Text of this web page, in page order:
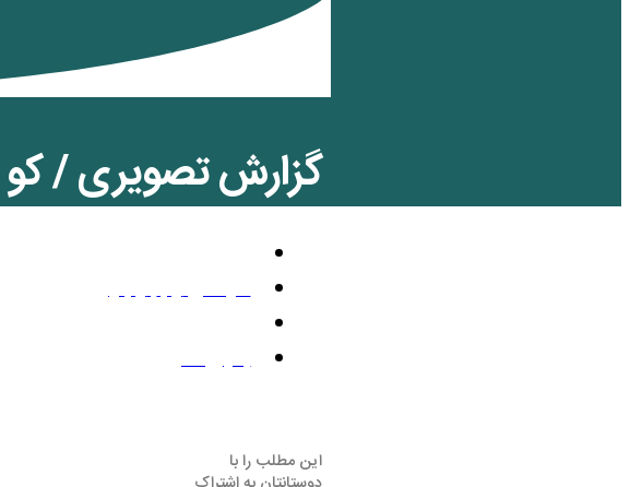
گزارش تصویری / کو
سپتامبر 10, 2010
بدون نظر
این مطلب را با